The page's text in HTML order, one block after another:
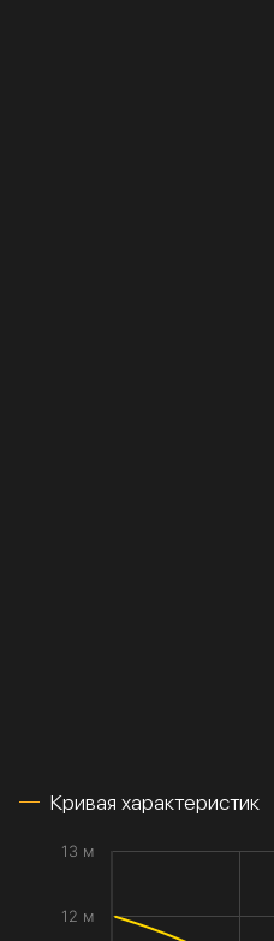
Кривая характеристик
12 м
13 м